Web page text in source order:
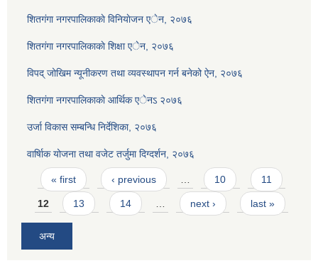
शितगंगा नगरपालिकाकाे विनियाेजन एेन, २०७६
शितगंगा नगरपालिकाकाे शिक्षा एेन, २०७६
विपद् जोखिम न्यूनीकरण तथा व्यवस्थापन गर्न बनेको ऐन, २०७६
शितगंगा नगरपालिकाकाे आर्थिक एेनऽ २०७६
उर्जा विकास सम्बन्धि निर्देशिका, २०७६
वार्षािक योजना तथा वजेट तर्जुमा दिग्दर्शन, २०७६
Pages
« first ‹ previous 10 11
12 13 14 next › last »
अन्य